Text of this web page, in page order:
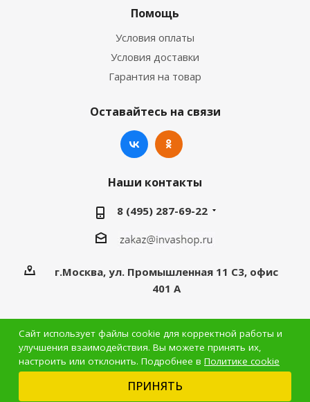
Помощь
Условия оплаты
Условия доставки
Гарантия на товар
Оставайтесь на связи
Наши контакты
8 (495) 287-69-22
г.Москва, ул. Промышленная 11 C3, офис
401 А
2026 © InvaShop.ru - интернет-магазин
Версия для печати
Сайт использует файлы cookie для корректной работы и
улучшения взаимодействия. Вы можете принять их,
настроить или отклонить. Подробнее в Политике cookie
ПРИНЯТЬ